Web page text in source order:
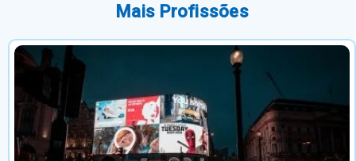
Mais Profissões